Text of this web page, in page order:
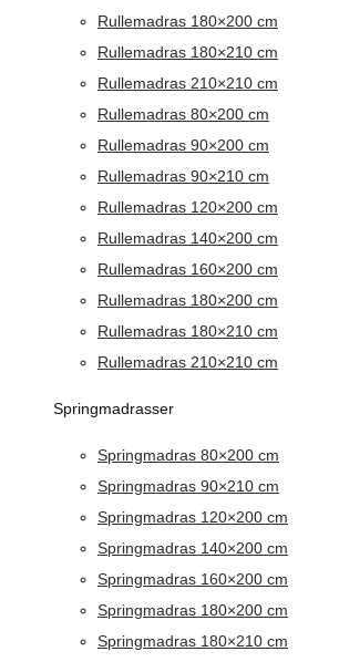
Rullemadras 180×200 cm
Rullemadras 180×210 cm
Rullemadras 210×210 cm
Rullemadras 80×200 cm
Rullemadras 90×200 cm
Rullemadras 90×210 cm
Rullemadras 120×200 cm
Rullemadras 140×200 cm
Rullemadras 160×200 cm
Rullemadras 180×200 cm
Rullemadras 180×210 cm
Rullemadras 210×210 cm
Springmadrasser
Springmadras 80×200 cm
Springmadras 90×210 cm
Springmadras 120×200 cm
Springmadras 140×200 cm
Springmadras 160×200 cm
Springmadras 180×200 cm
Springmadras 180×210 cm